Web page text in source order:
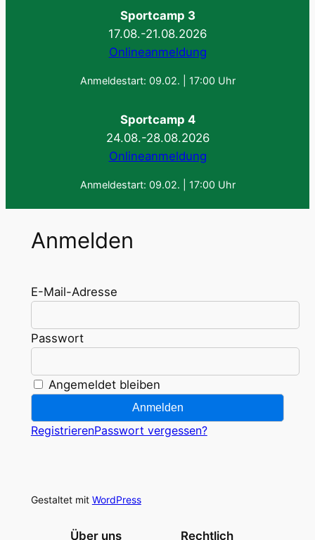
Sportcamp 3
17.08.-21.08.2026
Onlineanmeldung
Anmeldestart: 09.02. | 17:00 Uhr
Sportcamp 4
24.08.-28.08.2026
Onlineanmeldung
Anmeldestart: 09.02. | 17:00 Uhr
Anmelden
E-Mail-Adresse
Passwort
Angemeldet bleiben
Anmelden
RegistrierenPasswort vergessen?
Gestaltet mit WordPress
Über uns Rechtlich